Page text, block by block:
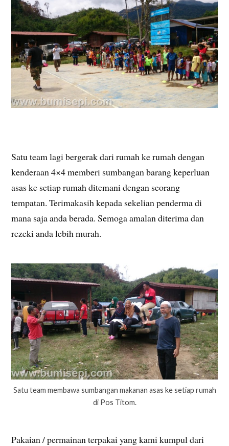
Satu team lagi bergerak dari rumah ke rumah dengan
kenderaan 4×4 memberi sumbangan barang keperluan
asas ke setiap rumah ditemani dengan seorang
tempatan. Terimakasih kepada sekelian penderma di
mana saja anda berada. Semoga amalan diterima dan
rezeki anda lebih murah.
Satu team membawa sumbangan makanan asas ke setiap rumah
di Pos Titom.
Pakaian / permainan terpakai yang kami kumpul dari